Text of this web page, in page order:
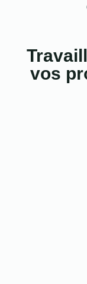
vos